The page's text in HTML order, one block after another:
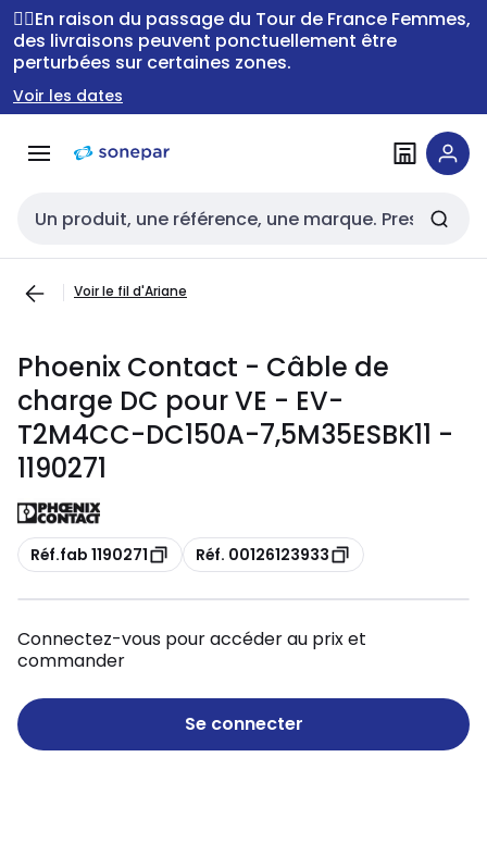
Passer à la
navigation
Passer
au
contenu
🚴‍♂️En raison du passage du Tour de France Femmes,
des livraisons peuvent ponctuellement être
perturbées sur certaines zones.
Voir les dates
Entrée de recherche
Voir le fil d'Ariane
Phoenix Contact - Câble de
charge DC pour VE - EV-
T2M4CC-DC150A-7,5M35ESBK11 -
1190271
Copie
Réf.fab 1190271 Copie
Réf. 00126123933
Connectez-vous pour accéder au prix et
commander
Se connecter